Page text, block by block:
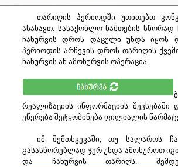
თარიღის პერიოდში უთითებთ
ასახავთ. სასაქონლო ნაშთების
ჩახურვის დროს დაცული უნდა იყოს
პერიოდის არჩევის დროს თარიღის
ჩახურვის ან ამოხურვის ოპერაცია.
რეალიზაციის ინფორმაციის შევსებაში
ეწერება შეტყობინება ფილიალის
იმ შემთხვევაში, თუ სალაროს
გასასწორებლად ჯერ უნდა ამოხუროთ
და ჩახურვის თარიღს.